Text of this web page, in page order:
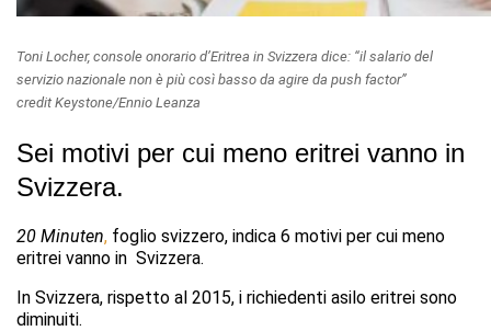
Toni Locher, console onorario d’Eritrea in Svizzera dice: “il salario del
servizio nazionale non è più così basso da agire da push factor”
credit Keystone/Ennio Leanza
Sei motivi per cui meno eritrei vanno in
Svizzera.
20 Minuten, foglio svizzero, indica 6 motivi per cui meno
eritrei vanno in Svizzera.
In Svizzera, rispetto al 2015, i richiedenti asilo eritrei sono
diminuiti.